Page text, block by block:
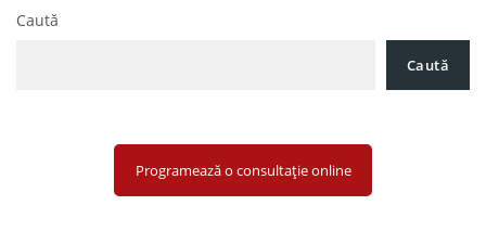
Caută
Caută
Programează o consultație online